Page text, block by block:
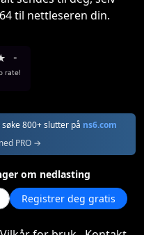
til nettleseren din.
-
rate!
800+ slutter på ns6.com
PRO →
om nedlasting
Registrer deg gratis